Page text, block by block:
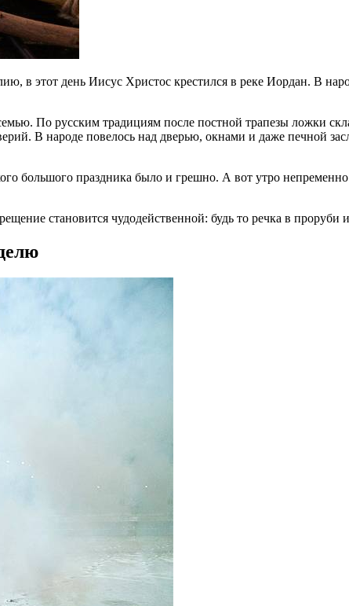
в этот день Иисус Христос крестился в реке Иордан. В
По русским традициям после постной трапезы ложки
В народе повелось над дверью, окнами и даже печной
большого праздника было и грешно. А вот утро
становится чудодейственной: будь то речка в проруби